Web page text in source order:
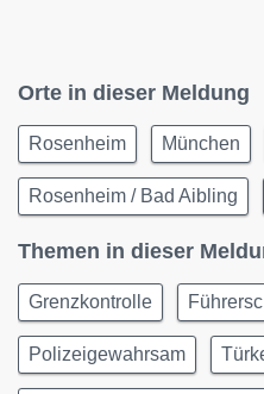
Orte in dieser Meldung
Rosenheim München
Rosenheim / Bad Aibling
Themen in dieser
Grenzkontrolle
Polizeigewahrsam